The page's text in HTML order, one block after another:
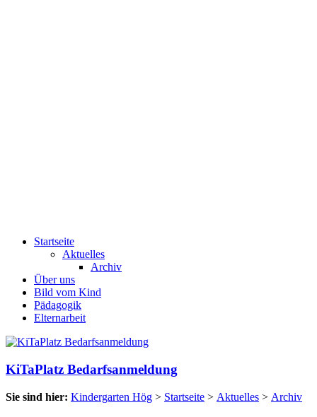
Startseite
Aktuelles
Archiv
Über uns
Bild vom Kind
Pädagogik
Elternarbeit
KiTaPlatz Bedarfsanmeldung
Sie sind hier: Kindergarten Hög > Startseite > Aktuelles > Archiv